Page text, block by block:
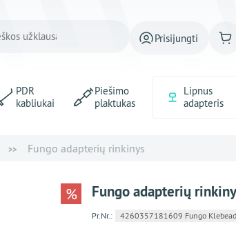
Prisijungti
PDR
kabliukai
Piešimo
plaktukas
Lipnus
adapteris
Fungo adapterių rinkinys
% Fungo adapterių
Pr.Nr.: 4260357181609 Fungo